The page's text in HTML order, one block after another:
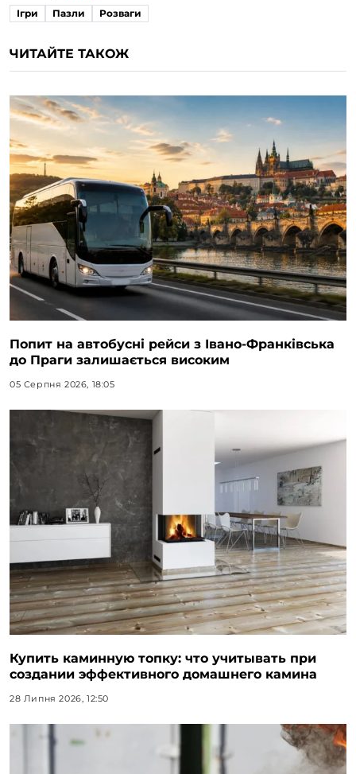
Ігри
Пазли Розваги
ЧИТАЙТЕ ТАКОЖ
Попит на автобусні рейси з Івано-Франківська
до Праги залишається високим
05 Серпня 2026, 18:05
Купить каминную топку: что учитывать при
создании эффективного домашнего камина
28 Липня 2026, 12:50